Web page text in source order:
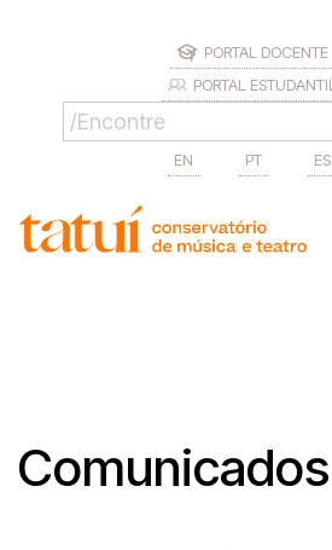
PORTAL DOCENTE
PORTAL ESTUDANTIL
EN PT ES
Comunicados